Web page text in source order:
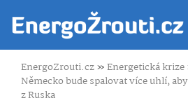
EnergoZrouti.cz»Energetická krize
Německo bude spalovat více uhlí,
z Ruska